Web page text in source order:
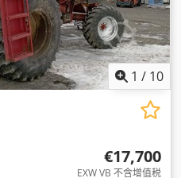
1 / 10
€17,700
EXW VB 不含增值税